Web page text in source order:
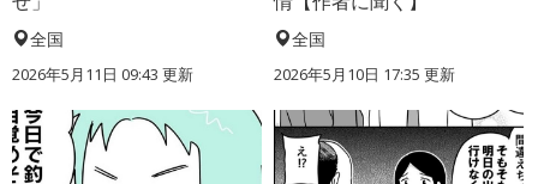
全国
2026年5月11日 09:43 更新
全国
2026年5月10日 17:35 更新